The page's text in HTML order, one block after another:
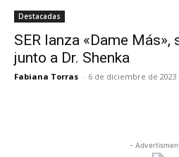
Destacadas
SER lanza «Dame Más»,
junto a Dr. Shenka
Fabiana Torras - 6 de diciembre de 2023
-